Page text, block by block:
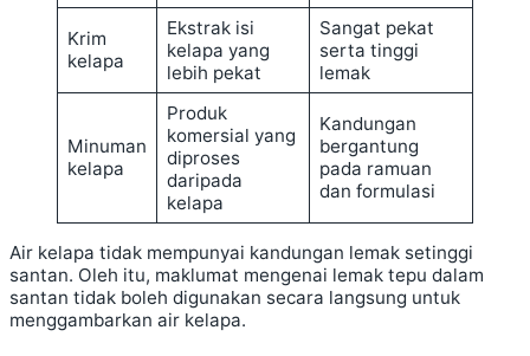
Krim
kelapa
Ekstrak isi
kelapa yang
lebih pekat
Sangat pekat
serta tinggi
lemak
Minuman
kelapa
Produk
komersial yang
diproses
daripada
kelapa
Kandungan
bergantung
pada ramuan
dan formulasi
Air kelapa tidak mempunyai kandungan lemak setinggi
santan. Oleh itu, maklumat mengenai lemak tepu dalam
santan tidak boleh digunakan secara langsung untuk
menggambarkan air kelapa.